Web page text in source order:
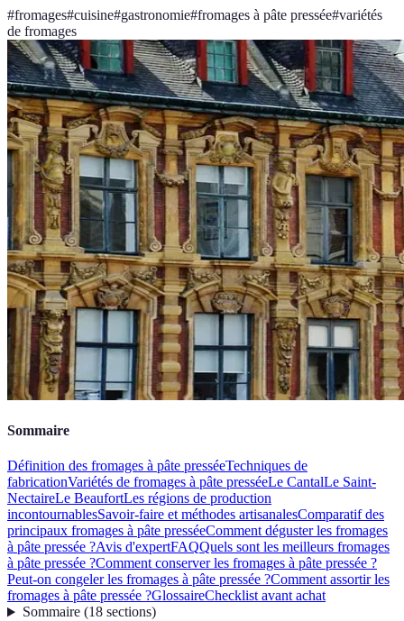
#fromages#cuisine#gastronomie#fromages à pâte pressée#variétés
de fromages
Sommaire
Définition des fromages à pâte presséeTechniques de
fabricationVariétés de fromages à pâte presséeLe CantalLe Saint-
NectaireLe BeaufortLes régions de production
incontournablesSavoir-faire et méthodes artisanalesComparatif des
principaux fromages à pâte presséeComment déguster les fromages
à pâte pressée ?Avis d'expertFAQQuels sont les meilleurs fromages
à pâte pressée ?Comment conserver les fromages à pâte pressée ?
Peut-on congeler les fromages à pâte pressée ?Comment assortir les
fromages à pâte pressée ?GlossaireChecklist avant achat
Sommaire(18 sections)